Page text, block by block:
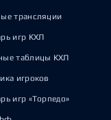
трансляции
игр КХЛ
таблицы КХЛ
игроков
игр «Торпедо»